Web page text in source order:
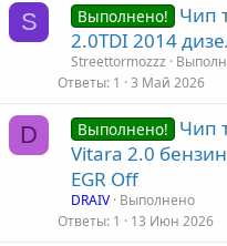
S Выполнено!
Чип
2.0TDI 2014
Streettormozzz
Ответы 1 3 Май 2026
D Выполнено!
Чип
Vitara 2.0
EGR Off
DRAIV Выполнено
Ответы 1 13 Июн 2026